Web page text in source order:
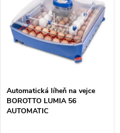
velice kvalitní...
Automatická líheň na vejce
BOROTTO LUMIA 56
AUTOMATIC